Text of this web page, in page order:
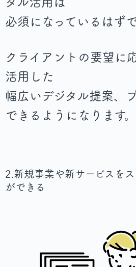
必須になっているはずで
クライアントの要望に
活用した
幅広いデジタル提案、
できるようになります。
2.新規事業や新サービスを
ができる